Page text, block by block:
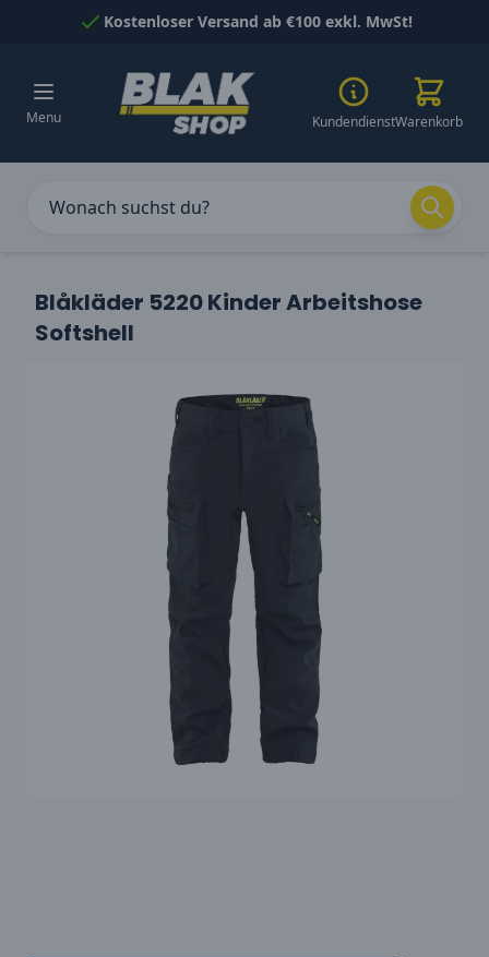
Skip to ContentKostenloser Versand ab €100 exkl. MwSt!
Menu KundendienstWarenkorb
Blåkläder 5220 Kinder Arbeitshose
Softshell